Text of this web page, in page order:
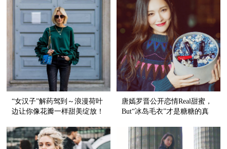
“女汉子”解药驾到～浪漫荷叶
边让你像花瓣一样甜美绽放！
唐嫣罗晋公开恋情Real甜蜜，
But“冰岛毛衣”才是糖糖的真